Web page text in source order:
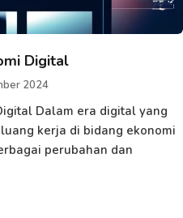
Digital
2024
Dalam era digital yang
kerja di bidang ekonomi
perubahan dan